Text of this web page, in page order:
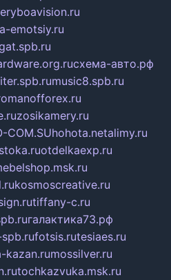
emotsiy.ru
схема-авто.рф
music8.spb.ru
zosikamery.ru
COM.SUhohota.netalimy.ru
otdelkaexp.ru
kosmoscreative.ru
tiffany-c.ru
галактика73.рф
fotsis.rutesiaes.ru
kazan.rumossilver.ru
tochkazvuka.msk.ru